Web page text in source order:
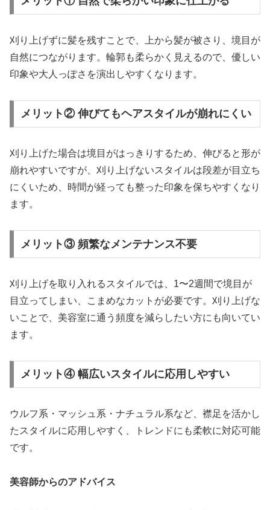
刈り上げずに髪を残すことで、上から髪が被さり、境目が
自然につながります。輪郭も柔らかく見えるので、優しい
印象や大人っぽさを演出しやすくなります。
メリット② 伸びてもヘアスタイルが崩れにくい
刈り上げた場合は境目がはっきりするため、伸びると形が
崩れやすいですが、刈り上げないスタイルは段差が目立ち
にくいため、時間が経っても整った印象を保ちやすくなり
ます。
メリット③ 頻繁なメンテナンス不要
刈り上げを取り入れるスタイルでは、1〜2週間で境目が
目立ってしまい、こまめなカットが必要です。刈り上げな
いことで、美容室に通う頻度を減らしたい方にも向いてい
ます。
メリット④ 幅広いスタイルに応用しやすい
ウルフ系・マッシュ系・ナチュラル系など、襟足を活かし
たスタイルに応用しやすく、トレンドにも柔軟に対応可能
です。
美容師からのアドバイス